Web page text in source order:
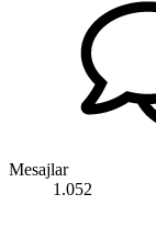
Mesajlar
1.052